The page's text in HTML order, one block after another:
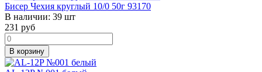
Бисер Чехия круглый 10/0 50г 93170
В наличии: 39 шт
231 руб
В корзину